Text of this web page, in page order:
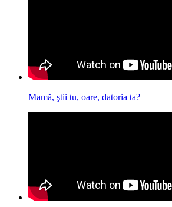
Mamă, ştii tu, oare, datoria ta?